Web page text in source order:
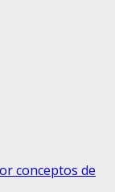
conceptos de